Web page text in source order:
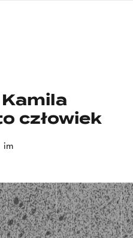
Kamila
człowiek
im